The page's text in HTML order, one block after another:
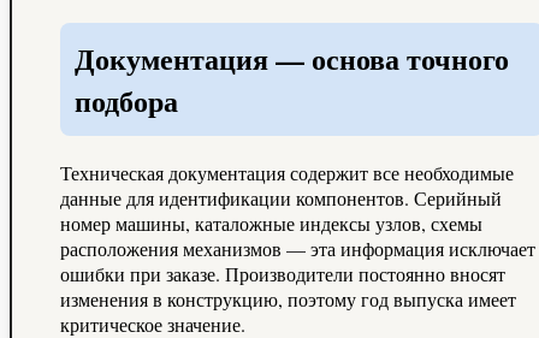
Документация — основа точного
подбора
Техническая документация содержит все необходимые
данные для идентификации компонентов. Серийный
номер машины, каталожные индексы узлов, схемы
расположения механизмов — эта информация исключает
ошибки при заказе. Производители постоянно вносят
изменения в конструкцию, поэтому год выпуска имеет
критическое значение.